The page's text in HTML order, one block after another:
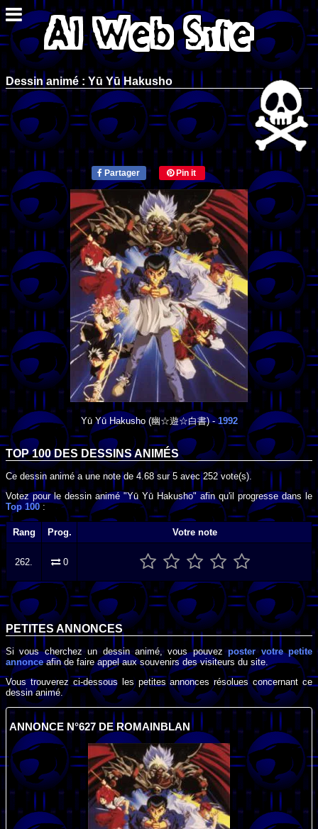
Dessin animé : Yū Yū Hakusho
Partager Pin it
Yū Yū Hakusho(幽☆遊☆白書) -1992
TOP 100 DES DESSINS ANIMÉS
Ce dessin animé a une note de 4.68sur5 avec252vote(s).
Votez pour le dessin animé "Yū Yū Hakusho" afin qu'il progresse dans le
Top 100:
Rang Prog. Votre note
262. 0
PETITES ANNONCES
Si vous cherchez un dessin animé, vous pouvezposter votre petite
annonceafin de faire appel aux souvenirs des visiteurs du site.
Vous trouverez ci-dessous les petites annonces résolues concernant ce
dessin animé.
ANNONCE N°627 DE ROMAINBLAN